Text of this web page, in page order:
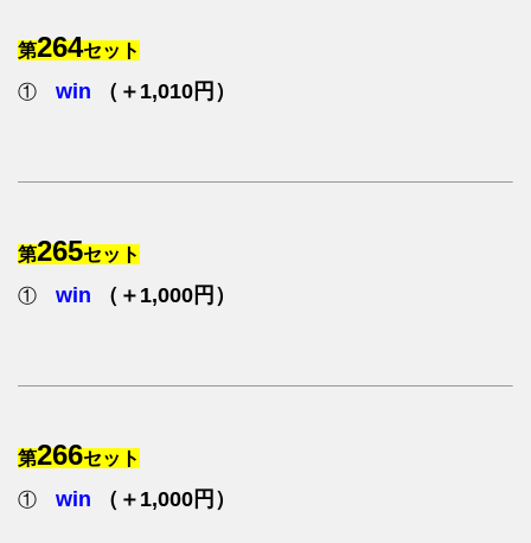
第264セット
① win （＋1,010円）
第265セット
① win （＋1,000円）
第266セット
① win （＋1,000円）